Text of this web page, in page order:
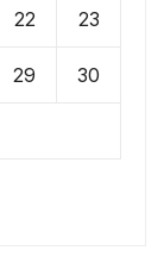
22 23
29 30